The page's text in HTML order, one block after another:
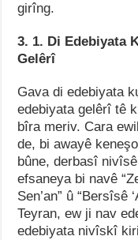
girîng.
3. 1. Di Edebiyata
Gelêrî
Gava di edebiyata
edebiyata gelêrî tê
bîra meriv. Cara
de, bi awayê
bûne, derbasî
efsaneya bi navê
Sen’an” û “Bersîsê
Teyran, ew ji nav
edebiyata nivîskî